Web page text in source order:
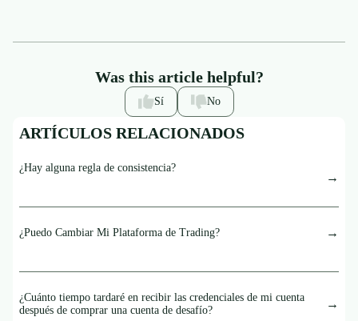
Was this article helpful?
Sí No
ARTÍCULOS RELACIONADOS
¿Hay alguna regla de consistencia?
¿Puedo Cambiar Mi Plataforma de Trading?
¿Cuánto tiempo tardaré en recibir las credenciales de mi cuenta
después de comprar una cuenta de desafío?